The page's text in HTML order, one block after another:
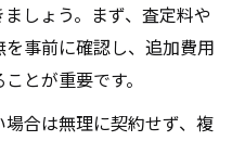
しょう。まず、査定料や
事前に確認し、追加費用
とが重要です。
合は無理に契約せず、複